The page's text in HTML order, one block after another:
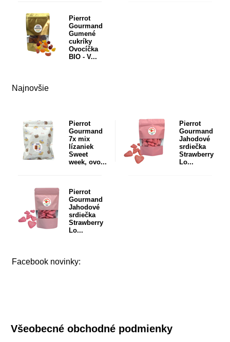
Pierrot
Gourmand
Gumené
cukríky
Ovocíčka
BIO - V...
Najnovšie
Pierrot
Gourmand
7x mix
lízaniek
Sweet
week, ovo...
Pierrot
Gourmand
Jahodové
srdiečka
Strawberry
Lo...
Pierrot
Gourmand
Jahodové
srdiečka
Strawberry
Lo...
Facebook novinky:
Všeobecné obchodné podmienky